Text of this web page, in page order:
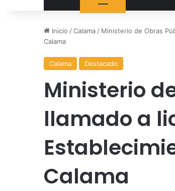
Inicio /Calama / Ministerio de Obras
Calama
Calama Destacado
Ministerio
llamado a
Calama